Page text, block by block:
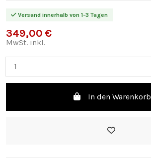
Versand innerhalb von 1-3 Tagen
349,00 €
MwSt. inkl.
In den Warenkorb